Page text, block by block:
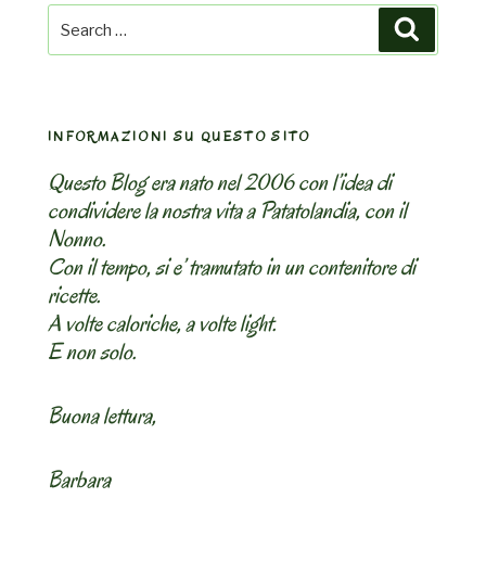
Search
for:
INFORMAZIONI SU QUESTO SITO
Questo Blog era nato nel 2006 con l’idea di
condividere la nostra vita a Patatolandia, con il
Nonno.
Con il tempo, si e’ tramutato in un contenitore di
ricette.
A volte caloriche, a volte light.
E non solo.
Buona lettura,
Barbara